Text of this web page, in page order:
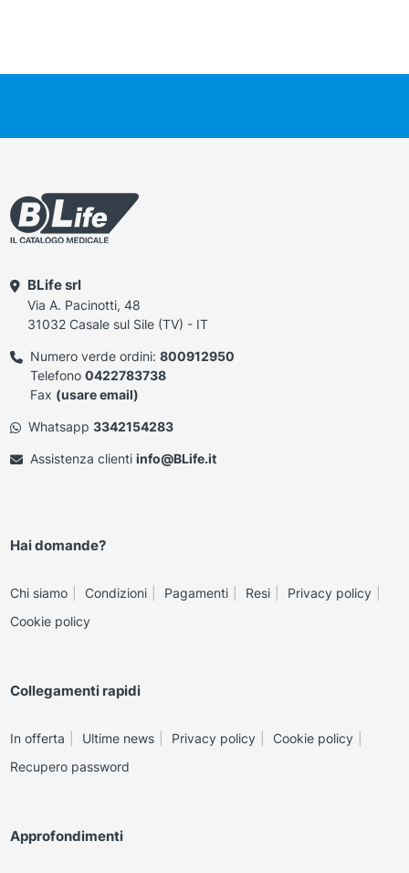
BLife srl
Via A. Pacinotti, 48
31032 Casale sul Sile (TV) - IT
Numero verde ordini: 800912950
Telefono 0422783738
Fax (usare email)
Whatsapp 3342154283
Assistenza clienti info@BLife.it
Hai domande?
Chi siamo Condizioni Pagamenti Resi
Privacy policy
Cookie policy
Collegamenti rapidi
In offerta Ultime news Privacy policy
Cookie policy
Recupero password
Approfondimenti